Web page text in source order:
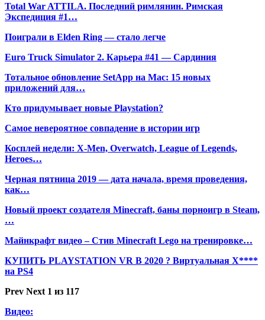
Total War ATTILA. Последний римлянин. Римская
Экспедиция #1…
Поиграли в Elden Ring — стало легче
Euro Truck Simulator 2. Карьера #41 — Сардиния
Тотальное обновление SetApp на Mac: 15 новых
приложений для…
Кто придумывает новые Playstation?
Самое невероятное совпадение в истории игр
Косплей недели: X-Men, Overwatch, League of Legends,
Heroes…
Черная пятница 2019 — дата начала, время проведения,
как…
Новый проект создателя Minecraft, баны порноигр в Steam,
…
Майнкрафт видео – Стив Minecraft Lego на тренировке…
КУПИТЬ PLAYSTATION VR В 2020 ? Виртуальная Х****
на PS4
Prev Next 1 из 117
Видео: